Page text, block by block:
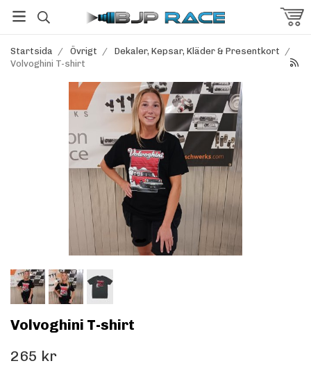
Startsida / Övrigt / Dekaler, Kepsar, Kläder & Presentkort /
Volvoghini T-shirt
Volvoghini T-shirt
265 kr